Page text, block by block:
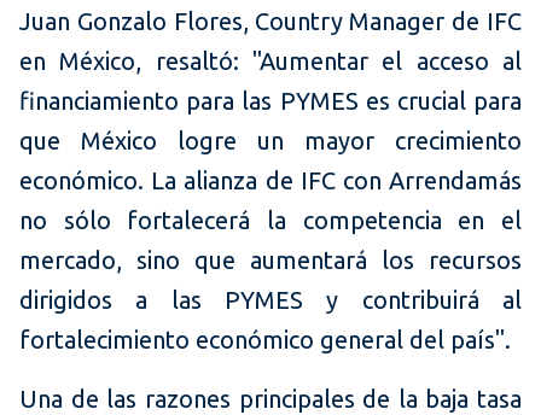
Juan Gonzalo Flores, Country Manager de IFC
en México, resaltó: "Aumentar el acceso al
financiamiento para las PYMES es crucial para
que México logre un mayor crecimiento
económico. La alianza de IFC con Arrendamás
no sólo fortalecerá la competencia en el
mercado, sino que aumentará los recursos
dirigidos a las PYMES y contribuirá al
fortalecimiento económico general del país".
Una de las razones principales de la baja tasa